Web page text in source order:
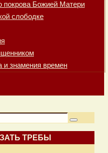
покрова Божией Матери
слободке
и знамения времен
Поиск
ТРЕБЫ